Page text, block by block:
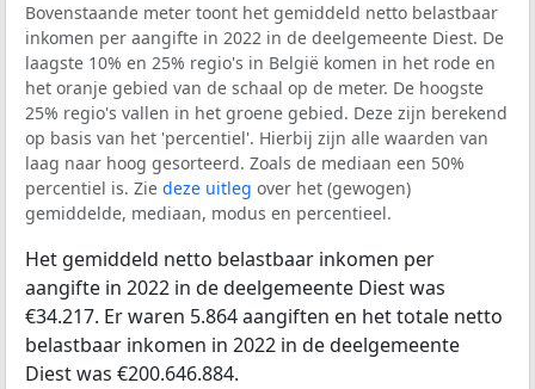
Bovenstaande meter toont het gemiddeld netto belastbaar
inkomen per aangifte in 2022 in de deelgemeente Diest. De
laagste 10% en 25% regio's in België komen in het rode en
het oranje gebied van de schaal op de meter. De hoogste
25% regio's vallen in het groene gebied. Deze zijn berekend
op basis van het 'percentiel'. Hierbij zijn alle waarden van
laag naar hoog gesorteerd. Zoals de mediaan een 50%
percentiel is. Zie deze uitleg over het (gewogen)
gemiddelde, mediaan, modus en percentieel.
Het gemiddeld netto belastbaar inkomen per
aangifte in 2022 in de deelgemeente Diest was
€34.217. Er waren 5.864 aangiften en het totale netto
belastbaar inkomen in 2022 in de deelgemeente
Diest was €200.646.884.